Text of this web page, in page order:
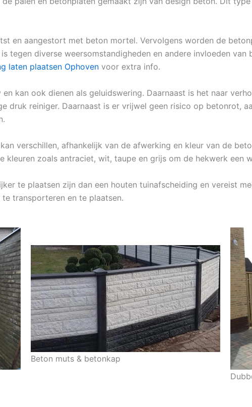
en aangestort met beton mortel. Vervolgens worden de
tegen diverse weersomstandigheden en andere invloeden
laten plaatsen Ophoven voor extra info.
kan ook dienen als geluidswering. Daarnaast is het naar
druk reiniger. Daarnaast is er vrijwel geen risico op betonrot,
verschillen, afhankelijk van de afwerking en kleur van de
zoals antraciet, wit, taupe en grijs om de hekwerk een
te plaatsen zijn dan een houten tuinafscheiding en vereist
transporteren en te plaatsen.
Beton muts & betonkap